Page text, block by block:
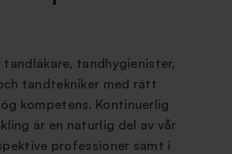
tandhygienister,
tandtekniker med rätt
kompetens. Kontinuerlig
är en naturlig del av vår
professioner samt i